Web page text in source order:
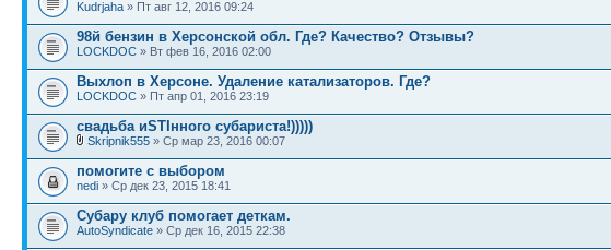
Kudrjaha » Пт авг 12, 2016 09:24
98й бензин в Херсонской обл. Где? Качество? Отзывы?
LOCKDOC » Вт фев 16, 2016 02:00
Выхлоп в Херсоне. Удаление катализаторов. Где?
LOCKDOC » Пт апр 01, 2016 23:19
свадьба иSTIнного субариста!)))))
Skripnik555 » Ср мар 23, 2016 00:07
помогите с выбором
nedi » Ср дек 23, 2015 18:41
Субару клуб помогает деткам.
AutoSyndicate » Ср дек 16, 2015 22:38